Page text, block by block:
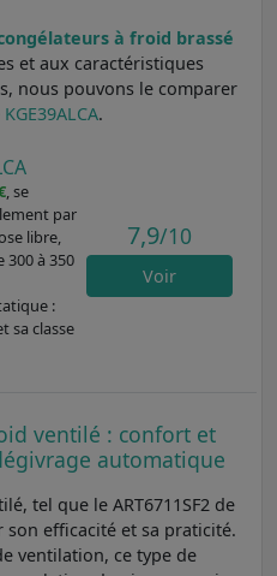
à froid brassé
et aux caractéristiques
nous pouvons le comparer
KGE39ALCA.
, se
par
libre,
à 350
:
sa classe
7,9/10
Voir
ventilé : confort et
automatique
tel que le ART6711SF2 de
efficacité et sa praticité.
ventilation, ce type de